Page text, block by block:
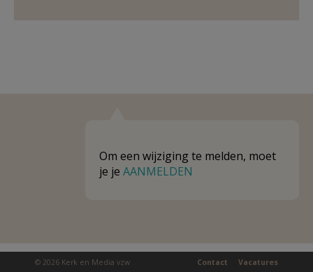
Om een wijziging te melden, moet
je je AANMELDEN
© 2026 Kerk en Media vzw Vacatures
Contact